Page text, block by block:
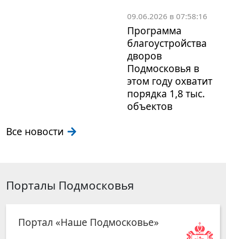
09.06.2026 в 07:58:16
Программа
благоустройства
дворов
Подмосковья в
этом году охватит
порядка 1,8 тыс.
объектов
Все новости
Порталы Подмосковья
Портал «Наше Подмосковье»